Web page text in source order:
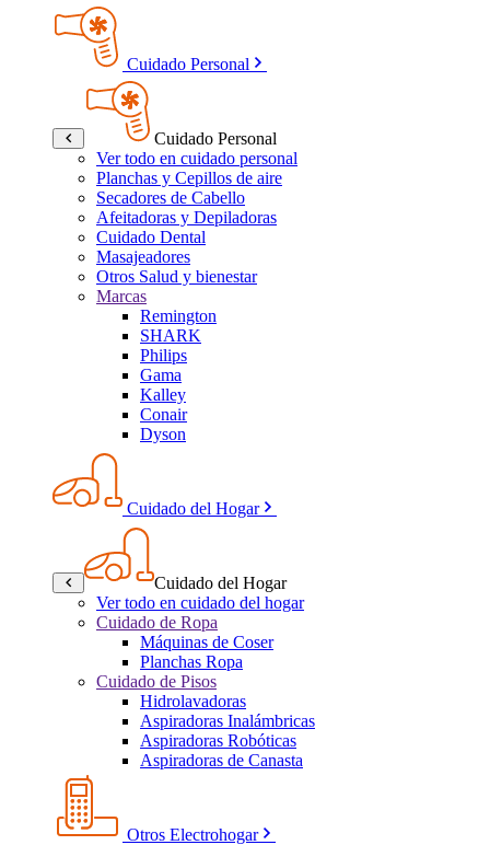
Cuidado Personal
Cuidado Personal
Ver todo en cuidado personal
Planchas y Cepillos de aire
Secadores de Cabello
Afeitadoras y Depiladoras
Cuidado Dental
Masajeadores
Otros Salud y bienestar
Marcas
Remington
SHARK
Philips
Gama
Kalley
Conair
Dyson
Cuidado del Hogar
Cuidado del Hogar
Ver todo en cuidado del hogar
Cuidado de Ropa
Máquinas de Coser
Planchas Ropa
Cuidado de Pisos
Hidrolavadoras
Aspiradoras Inalámbricas
Aspiradoras Robóticas
Aspiradoras de Canasta
Otros Electrohogar